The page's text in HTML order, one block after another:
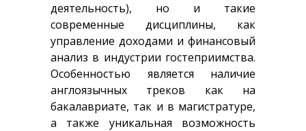
деятельность), но и такие
современные дисциплины, как
управление доходами и финансовый
анализ в индустрии гостеприимства.
Особенностью является наличие
англоязычных треков как на
бакалавриате, так и в магистратуре,
а также уникальная возможность